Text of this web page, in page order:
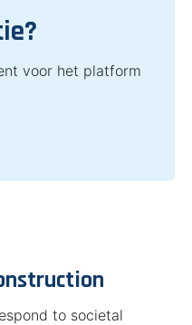
voor het platform
to societal